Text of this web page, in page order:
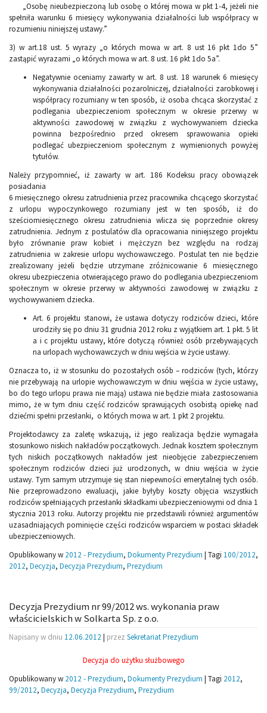
„Osobę nieubezpieczoną lub osobę o której mowa w pkt 1-4, jeżeli nie
spełniła warunku 6 miesięcy wykonywania działalności lub współpracy w
rozumieniu niniejszej ustawy.”
3) w art.18 ust. 5 wyrazy „o których mowa w art. 8 ust 16 pkt 1do 5”
zastąpić wyrazami „o których mowa w art. 8 ust. 16 pkt 1do 5a”.
Negatywnie oceniamy zawarty w art. 8 ust. 18 warunek 6 miesięcy
wykonywania działalności pozarolniczej, działalności zarobkowej i
współpracy rozumiany w ten sposób, iż osoba chcąca skorzystać z
podlegania ubezpieczeniom społecznym w okresie przerwy w
aktywności zawodowej w związku z wychowywaniem dziecka
powinna bezpośrednio przed okresem sprawowania opieki
podlegać ubezpieczeniom społecznym z wymienionych powyżej
tytułów.
Należy przypomnieć, iż zawarty w art. 186 Kodeksu pracy obowiązek
posiadania
6 miesięcznego okresu zatrudnienia przez pracownika chcącego skorzystać
z urlopu wypoczynkowego rozumiany jest w ten sposób, iż do
sześciomiesięcznego okresu zatrudnienia wlicza się poprzednie okresy
zatrudnienia. Jednym z postulatów dla opracowania niniejszego projektu
było zrównanie praw kobiet i mężczyzn bez względu na rodzaj
zatrudnienia w zakresie urlopu wychowawczego. Postulat ten nie będzie
zrealizowany jeżeli będzie utrzymane zróżnicowanie 6 miesięcznego
okresu ubezpieczenia otwierającego prawo do podlegania ubezpieczeniom
społecznym w okresie przerwy w aktywności zawodowej w związku z
wychowywaniem dziecka.
Art. 6 projektu stanowi, że ustawa dotyczy rodziców dzieci, które
urodziły się po dniu 31 grudnia 2012 roku z wyjątkiem art. 1 pkt. 5 lit
a i c projektu ustawy, które dotyczą również osób przebywających
na urlopach wychowawczych w dniu wejścia w życie ustawy.
Oznacza to, iż w stosunku do pozostałych osób – rodziców (tych, którzy
nie przebywają na urlopie wychowawczym w dniu wejścia w życie ustawy,
bo do tego urlopu prawa nie mają) ustawa nie będzie miała zastosowania
mimo, że w tym dniu część rodziców sprawujących osobistą opiekę nad
dziećmi spełni przesłanki, o których mowa w art. 1 pkt 2 projektu.
Projektodawcy za zaletę wskazują, iż jego realizacja będzie wymagała
stosunkowo niskich nakładów początkowych. Jednak kosztem społecznym
tych niskich początkowych nakładów jest nieobjęcie zabezpieczeniem
społecznym rodziców dzieci już urodzonych, w dniu wejścia w życie
ustawy. Tym samym utrzymuje się stan niepewności emerytalnej tych osób.
Nie przeprowadzono ewaluacji, jakie byłyby koszty objęcia wszystkich
rodziców spełniających przesłanki składkami ubezpieczeniowymi od dnia 1
stycznia 2013 roku. Autorzy projektu nie przedstawili również argumentów
uzasadniających pominięcie części rodziców wsparciem w postaci składek
ubezpieczeniowych.
Opublikowany w 2012 - Prezydium, Dokumenty Prezydium | Tagi 100/2012,
2012, Decyzja, Decyzja Prezydium, Prezydium
Decyzja Prezydium nr 99/2012 ws. wykonania praw
właścicielskich w Solkarta Sp. z o.o.
Napisany w dniu 12.06.2012 | przez Sekretariat Prezydium
Decyzja do użytku służbowego
Opublikowany w 2012 - Prezydium, Dokumenty Prezydium | Tagi 2012,
99/2012, Decyzja, Decyzja Prezydium, Prezydium